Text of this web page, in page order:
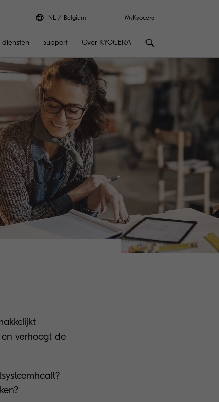
NL Belgium MyKyocera
diensten Support Over KYOCERA
en verhoogt de